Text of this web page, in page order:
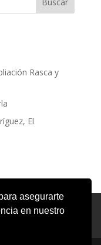
asegurarte
en nuestro
Rasca y
El